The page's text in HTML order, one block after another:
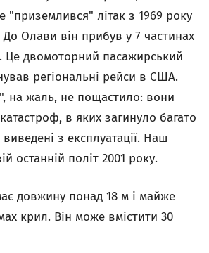
"приземлився" літак з 1969 року
Олави він прибув у 7 частинах
Це двомоторний пасажирський
регіональні рейси в США.
на жаль, не пощастило: вони
в яких загинуло багато
з експлуатації. Наш
останній політ 2001 року.
довжину понад 18 м і майже
крил. Він може вмістити 30